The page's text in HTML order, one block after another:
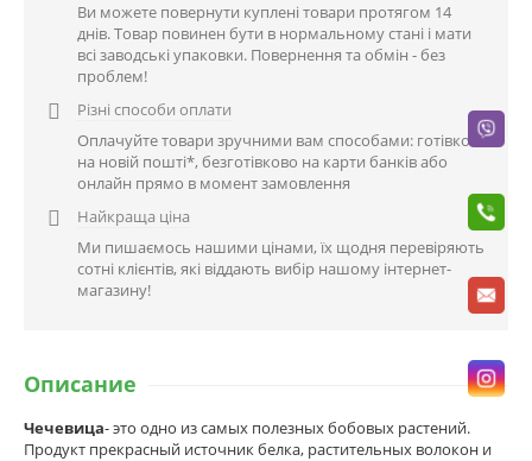
Ви можете повернути куплені товари протягом 14
днів. Товар повинен бути в нормальному стані і мати
всі заводські упаковки. Повернення та обмін - без
проблем!

Різні способи оплати
Оплачуйте товари зручними вам способами: готівкою
на новій пошті*, безготівково на карти банків або
онлайн прямо в момент замовлення

Найкраща ціна
Ми пишаємось нашими цінами, їх щодня перевіряють
сотні клієнтів, які віддають вибір нашому інтернет-
магазину!
Описание
Чечевица- это одно из самых полезных бобовых растений.
Продукт прекрасный источник белка, растительных волокон и